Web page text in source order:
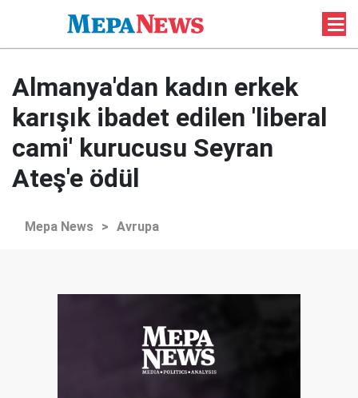
Almanya'dan kadın erkek
karışık ibadet edilen 'liberal
cami' kurucusu Seyran
Ateş'e ödül
Mepa News > Avrupa